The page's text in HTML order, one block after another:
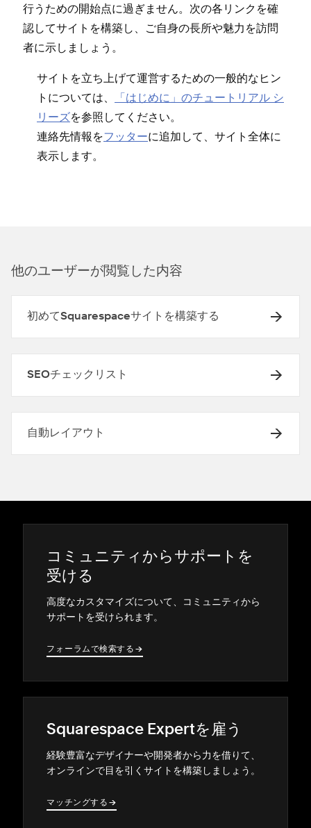
行うための開始点に過ぎません⁠。次の各リンクを確
認してサイトを構築し⁠、ご自身の長所や魅力を訪問
者に示しまし⁠ょう⁠。
サイトを立ち上げて運営するための一般的なヒン
トについては⁠、
「⁠はじめに⁠」のチ⁠ュ⁠ートリアル シ
リ⁠ーズを参照してください⁠。
連絡先情報をフ⁠ッタ⁠ーに追加して⁠、サイト全体に
表示します⁠。
他のユ⁠ーザ⁠ーが閲覧した内容
初めてSquarespaceサイトを構築する
SEOチェックリスト
自動レイアウト
コミ⁠ュニテ⁠ィからサポ⁠ートを
受ける
高度なカスタマイズについて⁠、コミ⁠ュニテ⁠ィから
サポ⁠ートを受けられます⁠。
フ⁠ォ⁠ーラムで検索する →
→
Squarespace Expertを雇う
経験豊富なデザイナ⁠ーや開発者から力を借りて⁠、
オンラインで目を引くサイトを構築しまし⁠ょう⁠。
マ⁠ッチングする →
→